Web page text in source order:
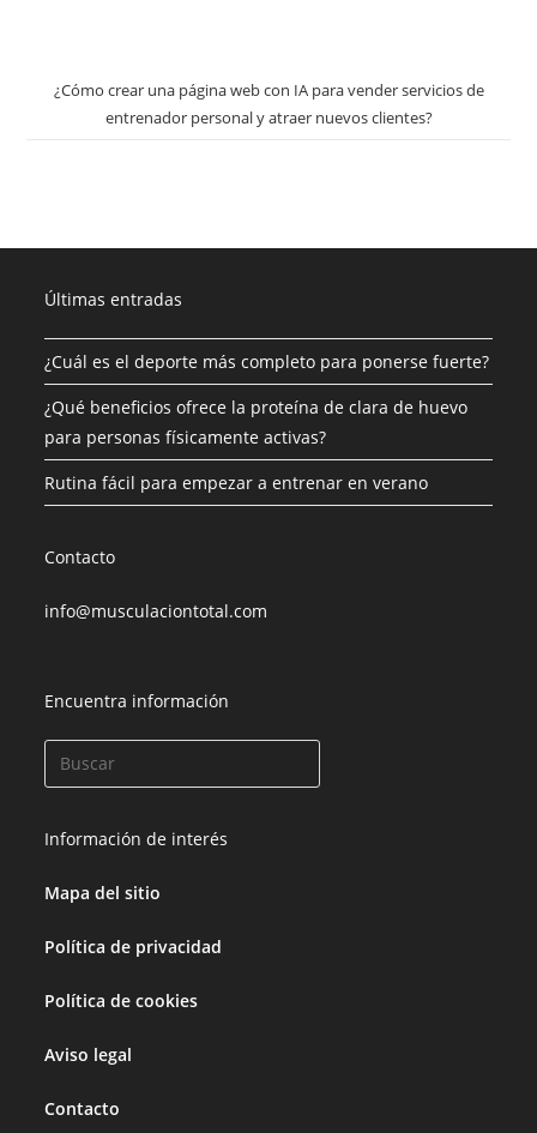
¿Cómo crear una página web con IA para vender servicios de
entrenador personal y atraer nuevos clientes?
Últimas entradas
¿Cuál es el deporte más completo para ponerse fuerte?
¿Qué beneficios ofrece la proteína de clara de huevo
para personas físicamente activas?
Rutina fácil para empezar a entrenar en verano
Contacto
info@musculaciontotal.com
Encuentra información
Información de interés
Mapa del sitio
Política de privacidad
Política de cookies
Aviso legal
Contacto